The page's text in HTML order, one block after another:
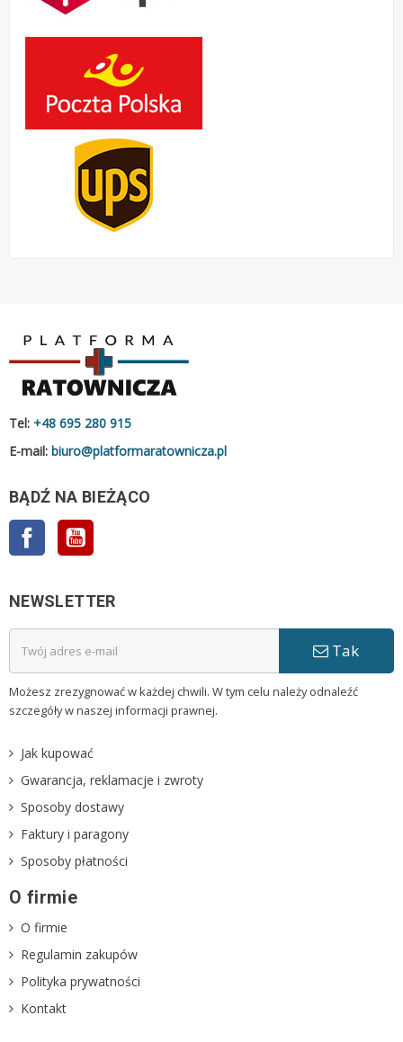
Tel: +48 695 280 915
E-mail: biuro@platformaratownicza.pl
BĄDŹ NA BIEŻĄCO
Facebook
NEWSLETTER
Tak
Możesz zrezygnować w każdej chwili. W tym celu należy odnaleźć
szczegóły w naszej informacji prawnej.
Jak kupować
Gwarancja, reklamacje i zwroty
Sposoby dostawy
Faktury i paragony
Sposoby płatności
O firmie
O firmie
Regulamin zakupów
Polityka prywatności
Kontakt